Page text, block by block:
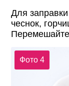
Для
чеснок,
Фото 4